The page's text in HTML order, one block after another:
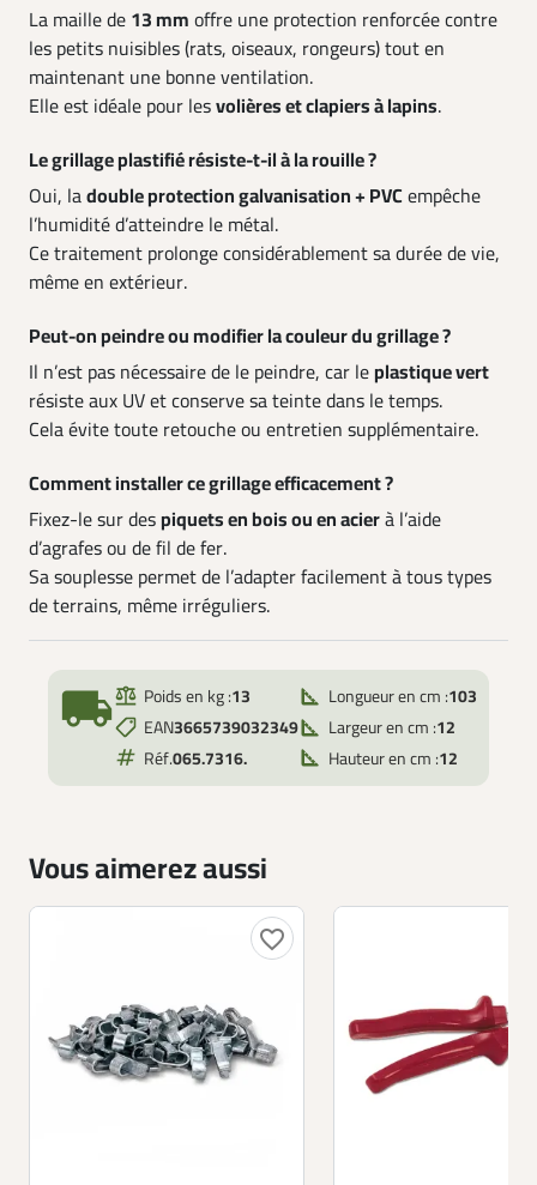
La maille de 13 mm offre une protection renforcée contre
les petits nuisibles (rats, oiseaux, rongeurs) tout en
maintenant une bonne ventilation.
Elle est idéale pour lesvolières et clapiers à lapins.
Le grillage plastifié résiste-t-il à la rouille ?
Oui, ladouble protection galvanisation + PVC empêche
l’humidité d’atteindre le métal.
Ce traitement prolonge considérablement sa durée de vie,
même en extérieur.
Peut-on peindre ou modifier la couleur du grillage ?
Il n’est pas nécessaire de le peindre, car leplastique vert
résiste aux UV et conserve sa teinte dans le temps.
Cela évite toute retouche ou entretien supplémentaire.
Comment installer ce grillage efficacement ?
Fixez-le sur despiquets en bois ou en acierà l’aide
d’agrafes ou de fil de fer.
Sa souplesse permet de l’adapter facilement à tous types
de terrains, même irréguliers.
local_shipping Poids en kg :13
EAN3665739032349
Réf.065.7316.
Longueur en cm :103
Largeur en cm :12
Hauteur en cm :12
Vous aimerez aussi
favorite_border